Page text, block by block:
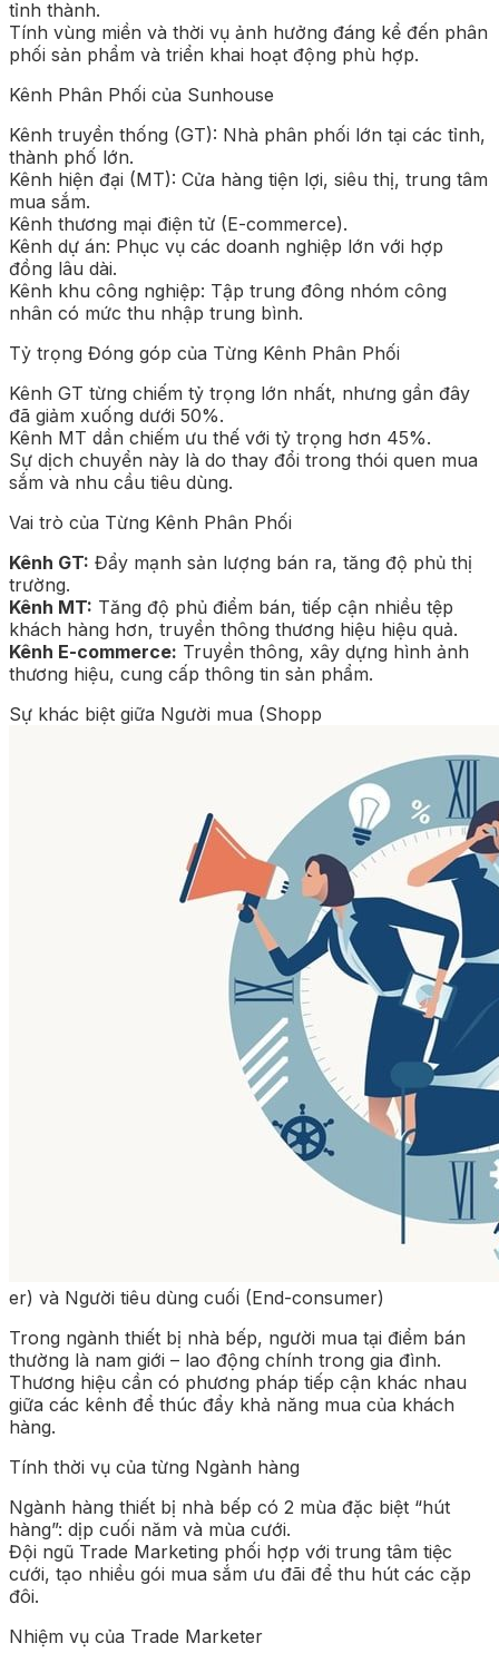
tỉnh thành.
Tính vùng miền và thời vụ ảnh hưởng đáng kể đến phân
phối sản phẩm và triển khai hoạt động phù hợp.
Kênh Phân Phối của Sunhouse
Kênh truyền thống (GT): Nhà phân phối lớn tại các tỉnh,
thành phố lớn.
Kênh hiện đại (MT): Cửa hàng tiện lợi, siêu thị, trung tâm
mua sắm.
Kênh thương mại điện tử (E-commerce).
Kênh dự án: Phục vụ các doanh nghiệp lớn với hợp
đồng lâu dài.
Kênh khu công nghiệp: Tập trung đông nhóm công
nhân có mức thu nhập trung bình.
Tỷ trọng Đóng góp của Từng Kênh Phân Phối
Kênh GT từng chiếm tỷ trọng lớn nhất, nhưng gần đây
đã giảm xuống dưới 50%.
Kênh MT dần chiếm ưu thế với tỷ trọng hơn 45%.
Sự dịch chuyển này là do thay đổi trong thói quen mua
sắm và nhu cầu tiêu dùng.
Vai trò của Từng Kênh Phân Phối
Kênh GT: Đẩy mạnh sản lượng bán ra, tăng độ phủ thị
trường.
Kênh MT: Tăng độ phủ điểm bán, tiếp cận nhiều tệp
khách hàng hơn, truyền thông thương hiệu hiệu quả.
Kênh E-commerce: Truyền thông, xây dựng hình ảnh
thương hiệu, cung cấp thông tin sản phẩm.
Sự khác biệt giữa Người mua (Shopp
er) và Người tiêu dùng cuối (End-consumer)
Trong ngành thiết bị nhà bếp, người mua tại điểm bán
thường là nam giới – lao động chính trong gia đình.
Thương hiệu cần có phương pháp tiếp cận khác nhau
giữa các kênh để thúc đẩy khả năng mua của khách
hàng.
Tính thời vụ của từng Ngành hàng
Ngành hàng thiết bị nhà bếp có 2 mùa đặc biệt “hút
hàng”: dịp cuối năm và mùa cưới.
Đội ngũ Trade Marketing phối hợp với trung tâm tiệc
cưới, tạo nhiều gói mua sắm ưu đãi để thu hút các cặp
đôi.
Nhiệm vụ của Trade Marketer